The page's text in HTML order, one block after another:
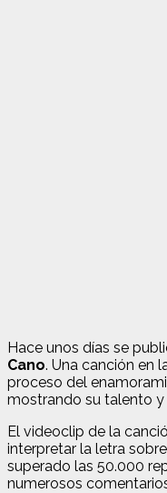
Hace unos días se
Cano. Una canción en
proceso del
mostrando su talento y
El videoclip de la
interpretar la letra
superado las 50.000
numerosos